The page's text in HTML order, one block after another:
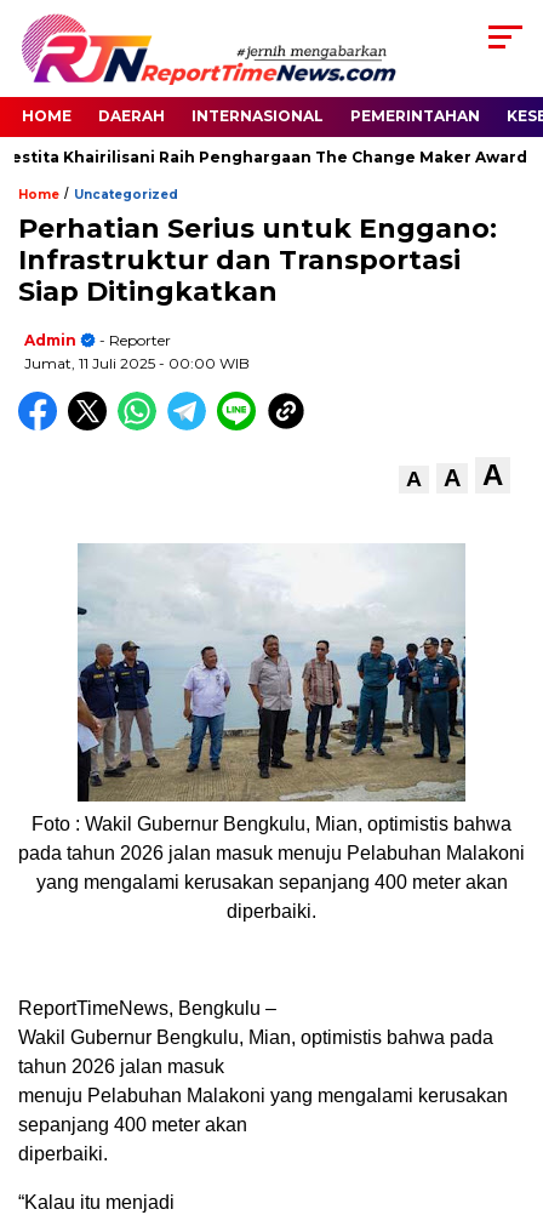
HOME DAERAH INTERNASIONAL PEMERINTAHAN
Khairilisani Raih Penghargaan The Change Maker Awards
Home / Uncategorized
Perhatian Serius untuk Enggano:
Infrastruktur dan Transportasi
Siap Ditingkatkan
Admin
- Reporter
Jumat, 11 Juli 2025 - 00:00 WIB
A A A
Foto : Wakil Gubernur Bengkulu, Mian, optimistis bahwa
pada tahun 2026 jalan masuk menuju Pelabuhan Malakoni
yang mengalami kerusakan sepanjang 400 meter akan
diperbaiki.
ReportTimeNews, Bengkulu –
Wakil Gubernur Bengkulu, Mian, optimistis bahwa pada
tahun 2026 jalan masuk
menuju Pelabuhan Malakoni yang mengalami kerusakan
sepanjang 400 meter akan
diperbaiki.
“Kalau itu menjadi